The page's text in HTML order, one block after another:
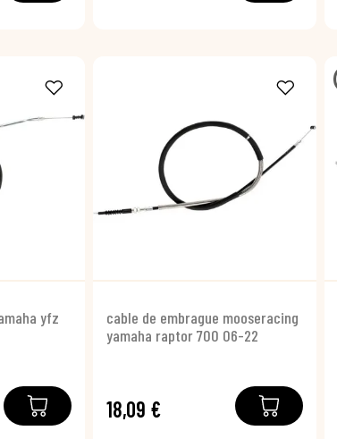
yfz
cable de embrague mooseracing
yamaha raptor 700 06-22
18,09 €